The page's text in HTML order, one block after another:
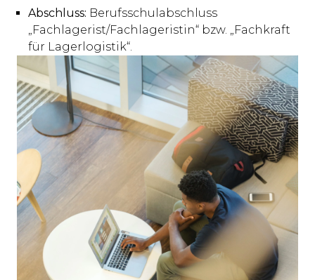
Abschluss: Berufsschulabschluss
„Fachlagerist/Fachlageristin“ bzw. „Fachkraft
für Lagerlogistik“.